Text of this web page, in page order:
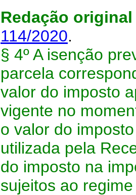
Redação
114/2020.
§ 4º A isenção
parcela
valor do imposto
vigente no
o valor do
utilizada pela
do imposto na
sujeitos ao